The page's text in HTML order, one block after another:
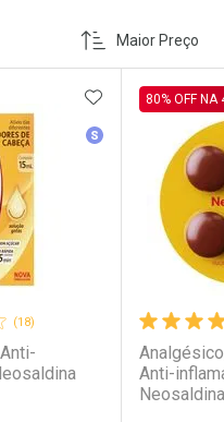
Maior Preço
(18)
Medicamento
ADICIONAR
Anti-
80% OFF NA